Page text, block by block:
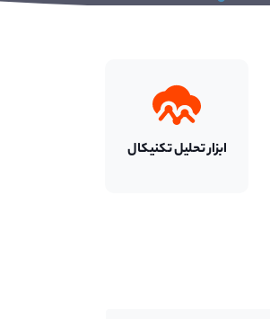
ابزار تحلیل تکنیکال